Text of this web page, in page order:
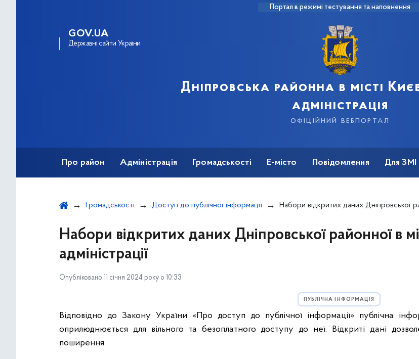
Портал в режимі тестування та наповнення
GOV.UA
Державні сайти України
Дніпровська районна в місті
адміністрація
офіційний вебпортал
Про район Адміністрація Громадськості Е-місто Повідомлення Для ЗМІ
Громадськості Доступ до публічної інформації Набори відкритих даних Дніпровської районної в місті Києві державної
Набори відкритих даних Дніпровської районної в
адміністрації
Опубліковано 11 січня 2024 року о 10:33
ПУБЛІЧНА ІНФОРМАЦІЯ
Відповідно до Закону України «Про доступ до публічної інформації» публічна
оприлюднюється для вільного та безоплатного доступу до неї. Відкриті дані
поширення.